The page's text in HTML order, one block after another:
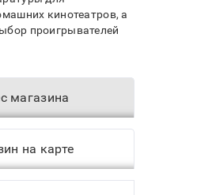
кинотеатров, а
проигрывателей
магазина
на карте